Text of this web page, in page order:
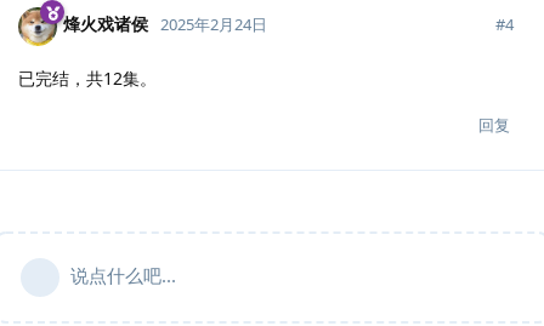
烽火戏诸侯 2025年2月24日 #4
已完结，共12集。
回复
说点什么吧...